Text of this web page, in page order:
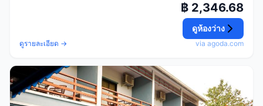
ดูรายละเอียด →
฿ 2,346.68
ดูห้องว่าง
via agoda.com